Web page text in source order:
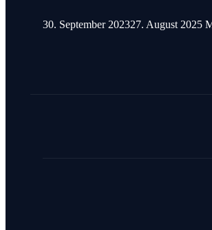
30. September 202327. August 2025